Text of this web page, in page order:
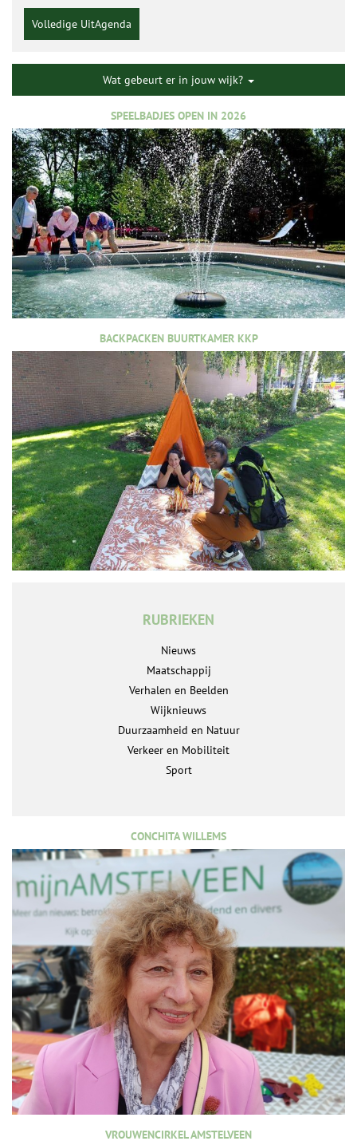
Volledige UitAgenda
Wat gebeurt er in jouw wijk?
SPEELBADJES OPEN IN 2026
BACKPACKEN BUURTKAMER KKP
RUBRIEKEN
Nieuws
Maatschappij
Verhalen en Beelden
Wijknieuws
Duurzaamheid en Natuur
Verkeer en Mobiliteit
Sport
CONCHITA WILLEMS
VROUWENCIRKEL AMSTELVEEN